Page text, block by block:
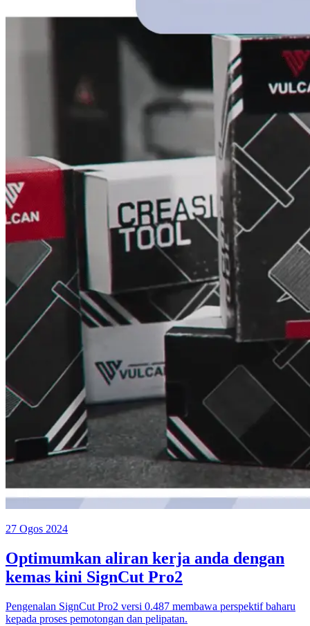
27 Ogos 2024
Optimumkan aliran kerja anda dengan
kemas kini SignCut Pro2
Pengenalan SignCut Pro2 versi 0.487 membawa perspektif baharu
kepada proses pemotongan dan pelipatan.